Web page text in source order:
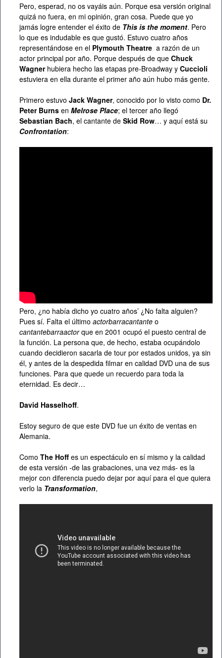
Pero, esperad, no os vayáis aún. Porque esa versión original
quizá no fuera, en mi opinión, gran cosa. Puede que yo
jamás logre entender el éxito de This is the moment. Pero
lo que es indudable es que gustó. Estuvo cuatro años
representándose en el Plymouth Theatre a razón de un
actor principal por año. Porque después de que Chuck
Wagnerhubiera hecho las etapas pre-Broadway y Cuccioli
estuviera en ella durante el primer año aún hubo más gente.
Primero estuvo Jack Wagner, conocido por lo visto como Dr.
Peter Burns en Melrose Place; el tercer año llegó
Sebastian Bach, el cantante de Skid Row… y aquí está su
Confrontation:
Pero, ¿no había dicho yo cuatro años’ ¿No falta alguien?
Pues sí. Falta el último actorbarracantante o
cantantebarraactorque en 2001 ocupó el puesto central de
la función. La persona que, de hecho, estaba ocupándolo
cuando decidieron sacarla de tour por estados unidos, ya sin
él, y antes de la despedida filmar en calidad DVD una de sus
funciones. Para que quede un recuerdo para toda la
eternidad. Es decir…
David Hasselhoff.
Estoy seguro de que este DVD fue un éxito de ventas en
Alemania.
Como The Hoff es un espectáculo en sí mismo y la calidad
de esta versión -de las grabaciones, una vez más- es la
mejor con diferencia puedo dejar por aquí para el que quiera
verlo la Transformation,